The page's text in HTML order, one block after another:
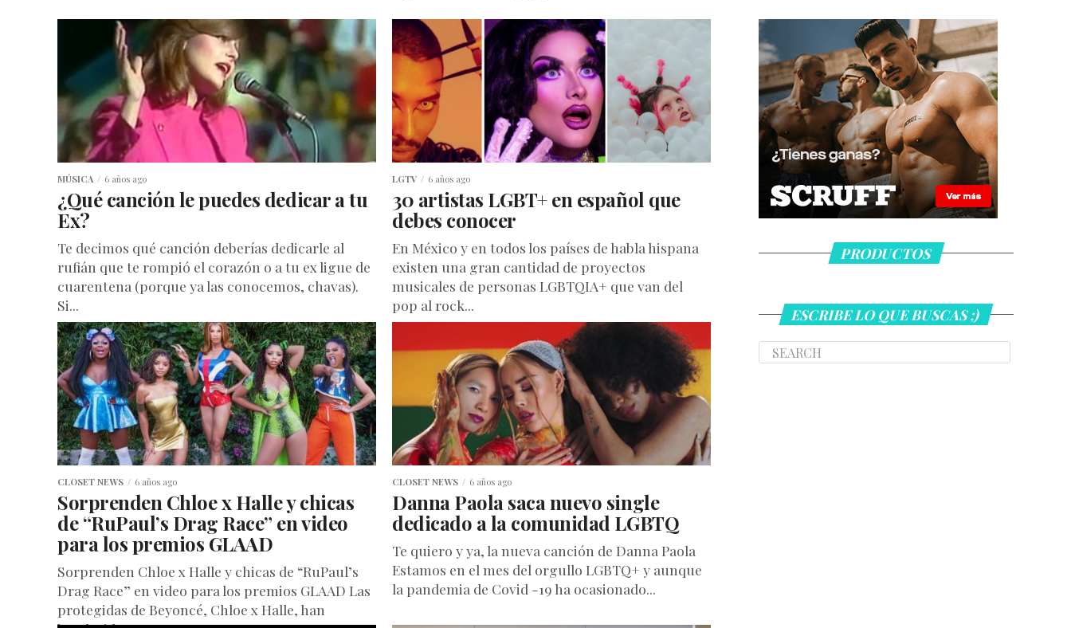
MÚSICA 6 años ago
¿Qué canción le puedes dedicar a tu
Ex?
Te decimos qué canción deberías dedicarle al
rufián que te rompió el corazón o a tu ex ligue de
cuarentena (porque ya las conocemos, chavas).
Si...
LGTV 6 años ago
30 artistas LGBT+ en español que
debes conocer
En México y en todos los países de habla hispana
existen una gran cantidad de proyectos
musicales de personas LGBTQIA+ que van del
pop al rock...
CLOSET NEWS 6 años ago
Sorprenden Chloe x Halle y chicas
de “RuPaul’s Drag Race” en video
para los premios GLAAD
Sorprenden Chloe x Halle y chicas de “RuPaul’s
Drag Race” en video para los premios GLAAD Las
protegidas de Beyoncé, Chloe x Halle, han
CLOSET NEWS 6 años ago
Danna Paola saca nuevo single
dedicado a la comunidad LGBTQ
Te quiero y ya, la nueva canción de Danna Paola
Estamos en el mes del orgullo LGBTQ+ y aunque
la pandemia de Covid -19 ha ocasionado...
PRODUCTOS
ESCRIBE LO QUE BUSCAS ;)